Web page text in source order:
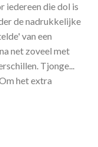
iedereen die dol is
de nadrukkelijke
van een
net zoveel met
Tjonge...
het extra